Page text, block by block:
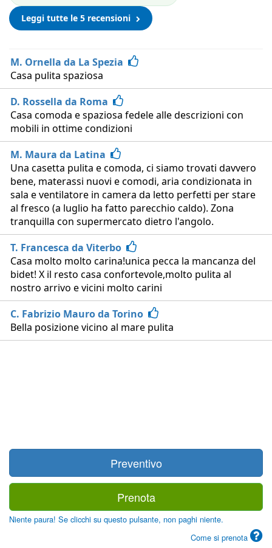
Leggi tutte le 5 recensioni
M. Ornella da La Spezia
Casa pulita spaziosa
D. Rossella da Roma
Casa comoda e spaziosa fedele alle descrizioni con
mobili in ottime condizioni
M. Maura da Latina
Una casetta pulita e comoda, ci siamo trovati davvero
bene, materassi nuovi e comodi, aria condizionata in
sala e ventilatore in camera da letto perfetti per stare
al fresco (a luglio ha fatto parecchio caldo). Zona
tranquilla con supermercato dietro l'angolo.
T. Francesca da Viterbo
Casa molto molto carina!unica pecca la mancanza del
bidet! X il resto casa confortevole,molto pulita al
nostro arrivo e vicini molto carini
C. Fabrizio Mauro da Torino
Bella posizione vicino al mare pulita
Preventivo
Prenota
Niente paura! Se clicchi su questo pulsante, non paghi niente.
Come si prenota